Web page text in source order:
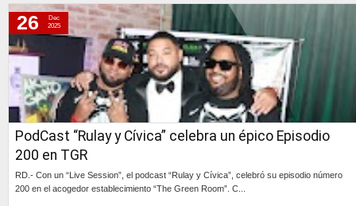
viernes, 26 de diciembre de 2025
PodCast “Rulay y Cívica” celebra un épico Episodio
200 en TGR
RD.- Con un “Live Session”, el podcast “Rulay y Cívica”, celebró su episodio número
200 en el acogedor establecimiento “The Green Room”. C...
26
Dec
2025